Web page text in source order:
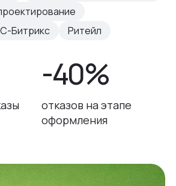
Битрикс
Ритейл
-40%
отказов на этапе
оформления